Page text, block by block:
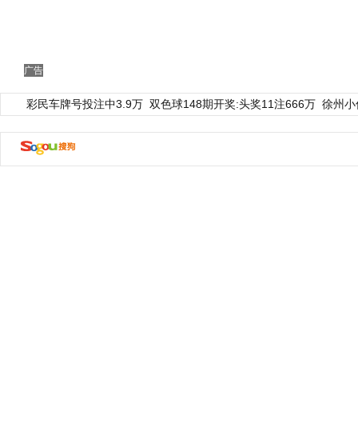
广告
彩民车牌号投注中3.9万 双色球148期开奖:头奖11注666万 徐州